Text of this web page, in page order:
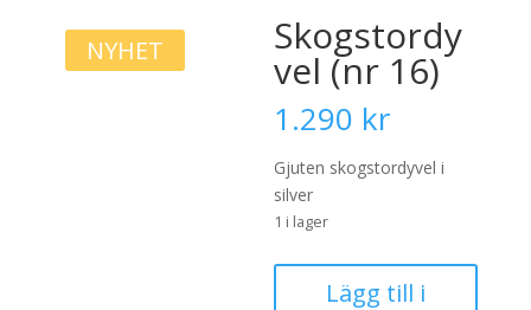
NYHET Skogstordy
vel (nr 16)
1.290 kr
Gjuten skogstordyvel i
silver
1 i lager
Lägg till i